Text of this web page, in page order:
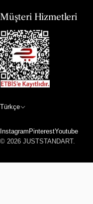
Müşteri Hizmetleri
D
l
Türkçe
© 2026 JUSTSTANDART.
Instagram PinterestYoutube
Ödeme